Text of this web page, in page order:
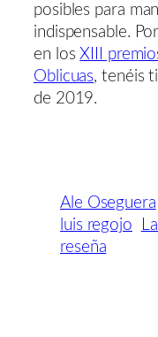
posibles para
indispensable.
en los XIII
Oblicuas, tenéis
de 2019.
Ale Oseguera
luis regojo
reseña